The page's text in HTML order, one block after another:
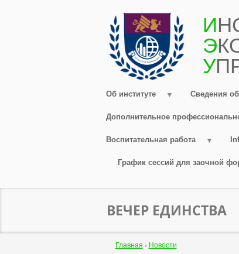
И
Э
У
Об институте Сведения
Дополнительное
Воспитательная работа
График сессий для заочной
ВЕЧЕР ЕДИНСТВА
Строка
Главная › Новости